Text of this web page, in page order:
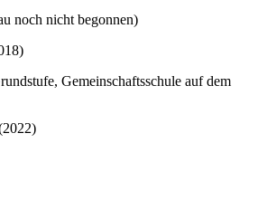
noch nicht begonnen)
Gemeinschaftsschule auf dem